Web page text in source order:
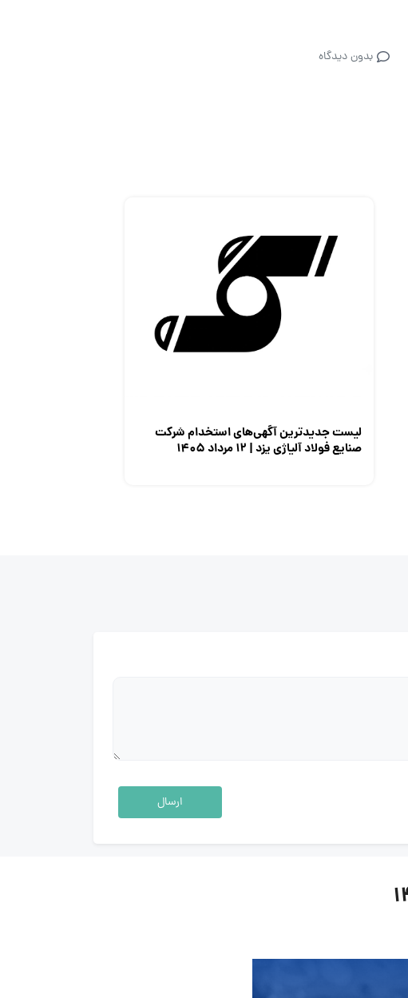
بدون دیدگاه
لیست جدیدترین آگهی‌های استخدام شرکت
صنایع فولاد آلیاژی یزد | ۱۲ مرداد ۱۴۰۵
ارسال